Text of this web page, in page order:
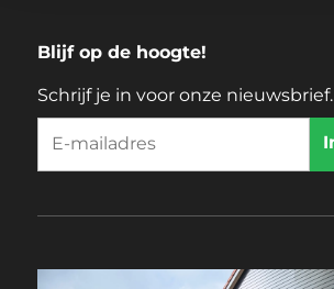
Blijf op de hoogte!
Schrijf je in voor onze nieuwsbrief.